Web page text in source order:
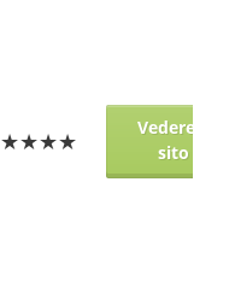
★★★★
Vedere il
sito